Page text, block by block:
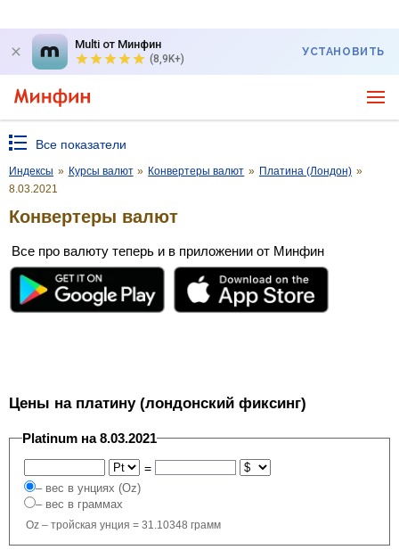
Multi от Минфин
(8,9K+)
УСТАНОВИТЬ
Все показатели
Индексы » Курсы валют » Конвертеры валют » Платина (Лондон) »
8.03.2021
Конвертеры валют
Все про валюту теперь и в приложении от Минфин
Цены на платину (лондонский фиксинг)
Platinum на 8.03.2021
=
– вес в унциях (Oz)
– вес в граммах
Oz – тройская унция = 31.10348 грамм